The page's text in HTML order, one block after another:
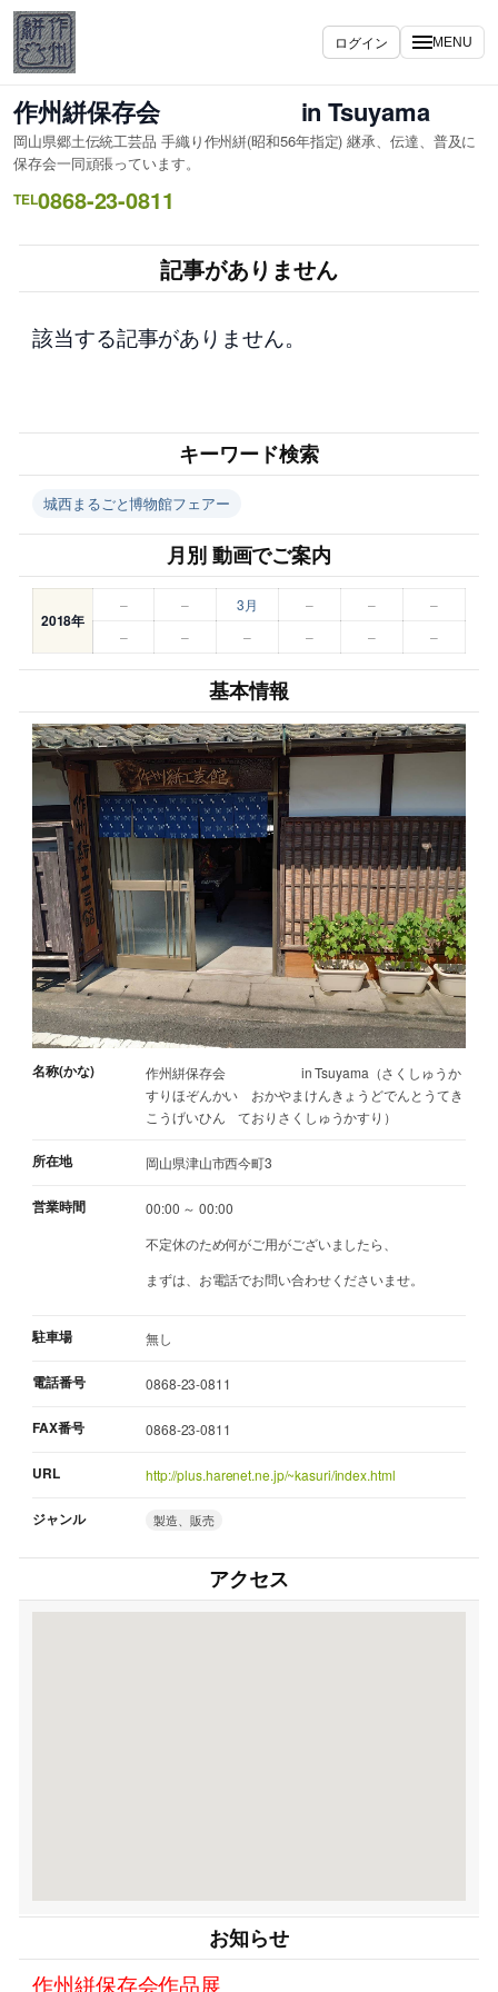
内
容
を
ス
キ
ッ
プ
ログイン MENU
作州絣保存会 in Tsuyama
岡山県郷土伝統工芸品 手織り作州絣(昭和56年指定) 継承、伝達、普及に
保存会一同頑張っています。
TEL0868-23-0811
記事がありません
該当する記事がありません。
キーワード検索
城西まるごと博物館フェアー
月別 動画でご案内
2018年
– – 3月 – –
–
–
– – – – –
基本情報
名称(かな)
作州絣保存会 in Tsuyama（さくしゅうか
すりほぞんかい おかやまけんきょうどでんとうてき
こうげいひん ておりさくしゅうかすり）
所在地 岡山県津山市西今町3
営業時間
00:00 ～ 00:00
不定休のため何がご用がございましたら、
まずは、お電話でお問い合わせくださいませ。
駐車場 無し
電話番号 0868-23-0811
FAX番号 0868-23-0811
URL http://plus.harenet.ne.jp/~kasuri/index.html
ジャンル 製造、販売
アクセス
お知らせ
作州絣保存会作品展